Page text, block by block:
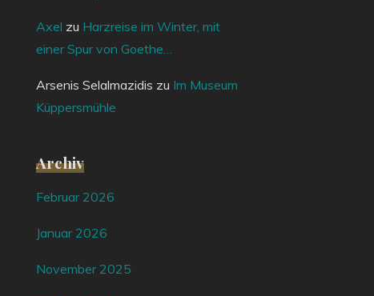
Axel zu Harzreise im Winter, mit
einer Spur von Goethe…
Arsenis Selalmazidis zu Im Museum
Küppersmühle
Archiv
Februar 2026
Januar 2026
November 2025